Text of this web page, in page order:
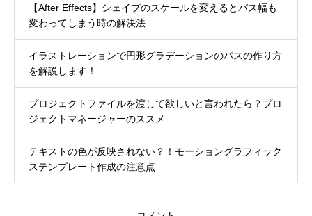
【After Effects】シェイプのスケールを変えるとパス幅も
変わってしまう時の解決法…
イラストレーションで円形グラデーションのパスの作り方
を解説します！
プロジェクトファイルを渡して欲しいと言われたら？プロ
ジェクトマネージャーのススメ
テキストの色が反映されない？！モーショングラフィック
ステンプレート作成の注意点